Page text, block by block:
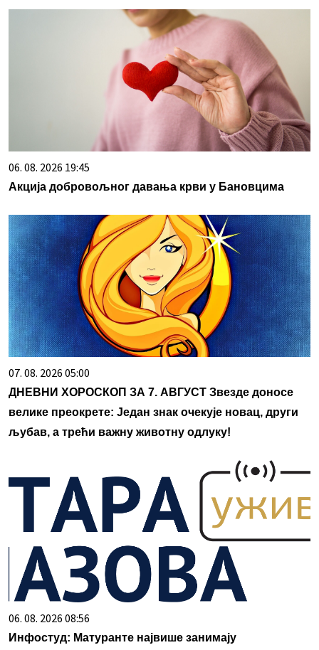
06. 08. 2026 19:45
Акција добровољног давања крви у Бановцима
07. 08. 2026 05:00
ДНЕВНИ ХОРОСКОП ЗА 7. АВГУСТ Звезде доносе
велике преокрете: Један знак очекује новац, други
љубав, а трећи важну животну одлуку!
06. 08. 2026 08:56
Инфостуд: Матуранте највише занимају